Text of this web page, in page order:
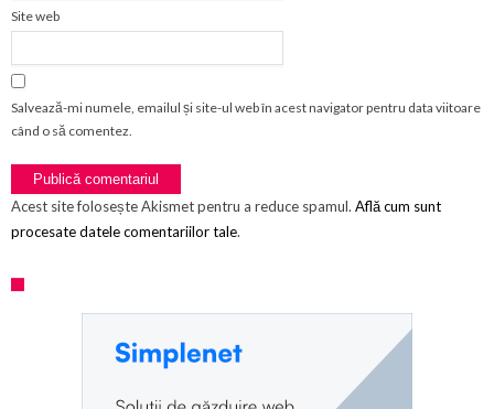
Site web
Salvează-mi numele, emailul și site-ul web în acest navigator pentru data viitoare
când o să comentez.
Acest site folosește Akismet pentru a reduce spamul. Află cum sunt
procesate datele comentariilor tale.